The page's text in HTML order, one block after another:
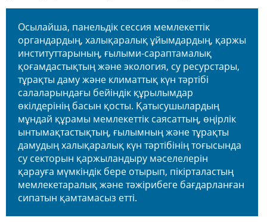
Осылайша, панельдік сессия мемлекеттік
органдардың, халықаралық ұйымдардың, қаржы
институттарының, ғылыми-сараптамалық
қоғамдастықтың және экология, су ресурстары,
тұрақты даму және климаттық күн тәртібі
салаларындағы бейіндік құрылымдар
өкілдерінің басын қосты. Қатысушылардың
мұндай құрамы мемлекеттік саясаттың, өңірлік
ынтымақтастықтың, ғылымның және тұрақты
дамудың халықаралық күн тәртібінің тоғысында
су секторын қаржыландыру мәселелерін
қарауға мүмкіндік бере отырып, пікірталастың
мемлекетаралық және тәжірибеге бағдарланған
сипатын қамтамасыз етті.